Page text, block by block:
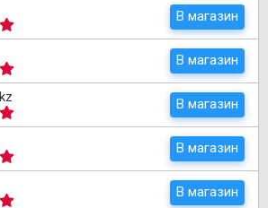
В магазин
В магазин
В магазин
В магазин
В магазин